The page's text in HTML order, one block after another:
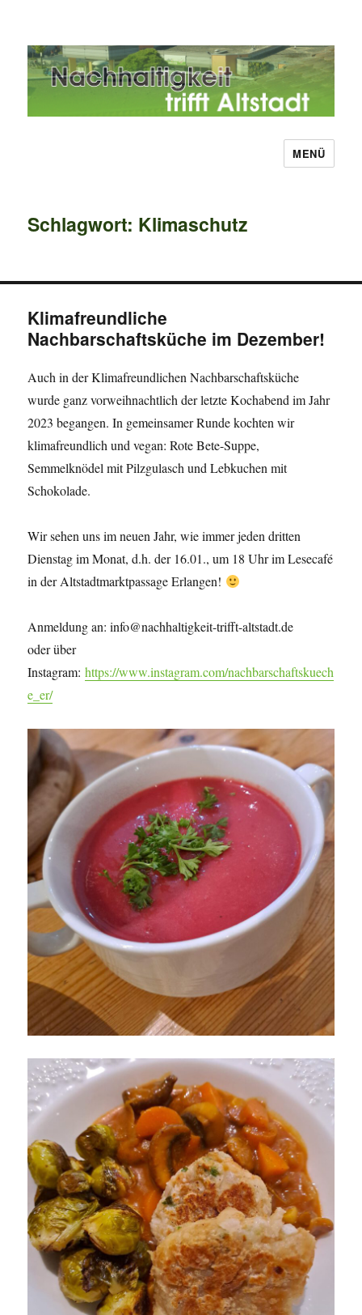
MENÜ
Schlagwort: Klimaschutz
Klimafreundliche
Nachbarschaftsküche im Dezember!
Auch in der Klimafreundlichen Nachbarschaftsküche
wurde ganz vorweihnachtlich der letzte Kochabend im Jahr
2023 begangen. In gemeinsamer Runde kochten wir
klimafreundlich und vegan: Rote Bete-Suppe,
Semmelknödel mit Pilzgulasch und Lebkuchen mit
Schokolade.
Wir sehen uns im neuen Jahr, wie immer jeden dritten
Dienstag im Monat, d.h. der 16.01., um 18 Uhr im Lesecafé
in der Altstadtmarktpassage Erlangen!
Anmeldung an: info@nachhaltigkeit-trifft-altstadt.de
oder über
Instagram:https://www.instagram.com/nachbarschaftskuech
e_er/